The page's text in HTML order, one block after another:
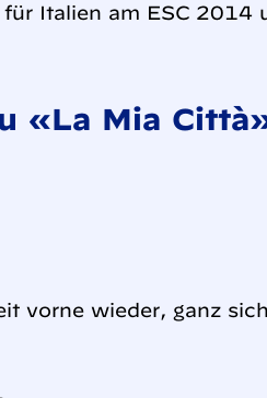
für Italien am ESC 2014
«La Mia
vorne wieder, ganz